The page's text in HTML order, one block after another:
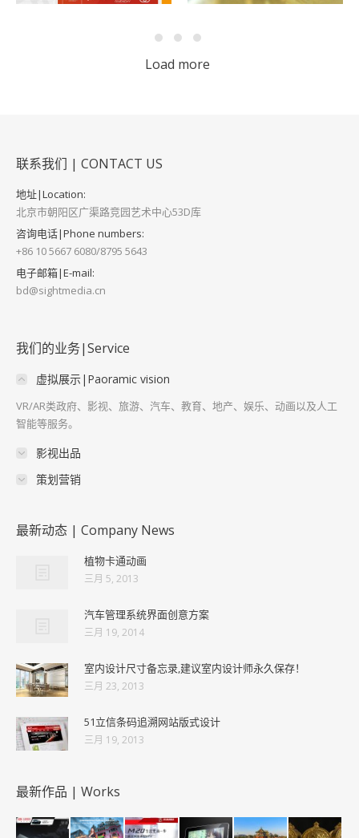
Load more
联系我们 | CONTACT US
地址|Location:
北京市朝阳区广渠路竞园艺术中心53D库
咨询电话|Phone numbers:
+86 10 5667 6080/8795 5643
电子邮箱|E-mail:
bd@sightmedia.cn
我们的业务|Service
虚拟展示|Paoramic vision
VR/AR类政府、影视、旅游、汽车、教育、地产、娱乐、动画以及人工
智能等服务。
影视出品
策划营销
最新动态 | Company News
植物卡通动画
三月 5, 2013
汽车管理系统界面创意方案
三月 19, 2014
室内设计尺寸备忘录,建议室内设计师永久保存！
三月 23, 2013
51立信条码追溯网站版式设计
三月 19, 2013
最新作品 | Works